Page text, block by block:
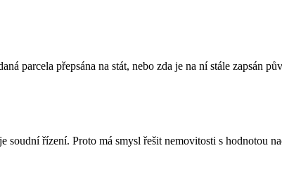
parcela přepsána na stát, nebo zda je na ní stále zapsán
soudní řízení. Proto má smysl řešit nemovitosti s hodnotou